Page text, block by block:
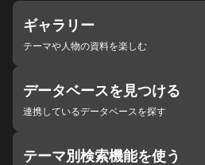
ギャラリー
テーマや人物の資料を楽しむ
データベースを見つける
連携しているデータベースを探す
テーマ別検索機能を使う